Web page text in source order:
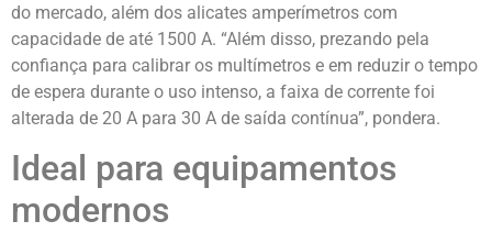
do mercado, além dos alicates amperímetros com
capacidade de até 1500 A. “Além disso, prezando pela
confiança para calibrar os multímetros e em reduzir o tempo
de espera durante o uso intenso, a faixa de corrente foi
alterada de 20 A para 30 A de saída contínua”, pondera.
Ideal para equipamentos
modernos